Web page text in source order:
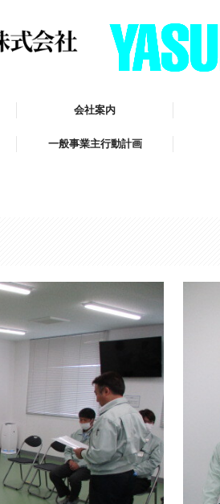
会社案内
一般事業主行動計画